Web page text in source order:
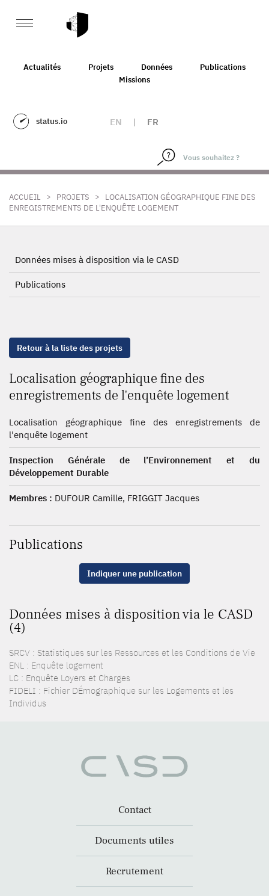
Actualités Projets Données
Publications
Missions
status.io EN | FR
ACCUEIL > PROJETS >
LOCALISATION GÉOGRAPHIQUE FINE DES
ENREGISTREMENTS DE L'ENQUÊTE LOGEMENT
Données mises à disposition via le CASD
Publications
Retour à la liste des projets
Localisation géographique fine des
enregistrements de l'enquête logement
Localisation géographique fine des enregistrements de
l'enquête logement
Inspection Générale de l’Environnement et du
Développement Durable
Membres : DUFOUR Camille, FRIGGIT Jacques
Publications
Indiquer une publication
Données mises à disposition via le CASD
(4)
SRCV : Statistiques sur les Ressources et les Conditions de Vie
ENL : Enquête logement
LC : Enquête Loyers et Charges
FIDELI : Fichier DÉmographique sur les Logements et les
Individus
Contact
Documents utiles
Recrutement